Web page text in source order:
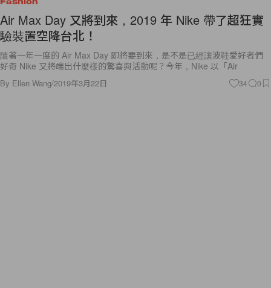
Fashion
Air Max Day 又將到來，2019 年 Nike 帶了超狂實
驗裝置空降台北！
隨著一年一度的 Air Max Day 即將要到來，是不是已經讓波鞋愛好者們
好奇 Nike 又將端出什麼樣的驚喜與活動呢？今年，Nike 以「Air
By Ellen Wang/2019年3月22日 34 0